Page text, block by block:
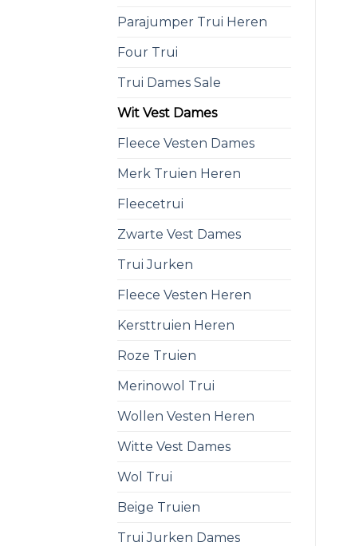
Parajumper Trui Heren
Four Trui
Trui Dames Sale
Wit Vest Dames
Fleece Vesten Dames
Merk Truien Heren
Fleecetrui
Zwarte Vest Dames
Trui Jurken
Fleece Vesten Heren
Kersttruien Heren
Roze Truien
Merinowol Trui
Wollen Vesten Heren
Witte Vest Dames
Wol Trui
Beige Truien
Trui Jurken Dames